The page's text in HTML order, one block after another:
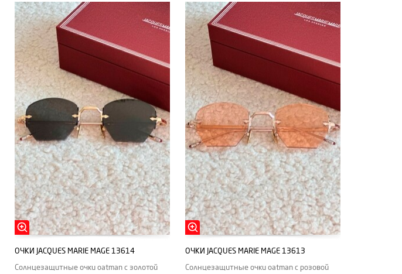
ОЧКИ JACQUES MARIE MAGE 13614
Солнцезащитные очки oatman с золотой
ОЧКИ JACQUES MARIE MAGE 13613
Солнцезащитные очки oatman с розовой